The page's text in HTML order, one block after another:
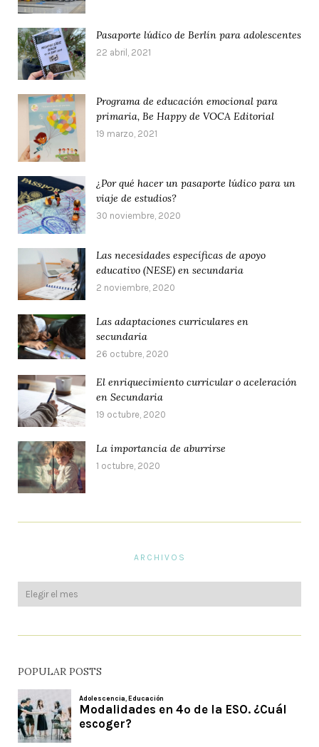
Pasaporte lúdico de Berlín para adolescentes
22 abril, 2021
Programa de educación emocional para
primaria, Be Happy de VOCA Editorial
19 marzo, 2021
¿Por qué hacer un pasaporte lúdico para un
viaje de estudios?
30 noviembre, 2020
Las necesidades específicas de apoyo
educativo (NESE) en secundaria
2 noviembre, 2020
Las adaptaciones curriculares en
secundaria
26 octubre, 2020
El enriquecimiento curricular o aceleración
en Secundaria
19 octubre, 2020
La importancia de aburrirse
1 octubre, 2020
ARCHIVOS
POPULAR POSTS